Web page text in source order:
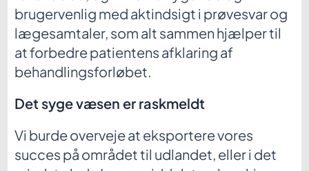
brugervenlig med aktindsigt i prøvesvar og
lægesamtaler, som alt sammen hjælper til
at forbedre patientens afklaring af
behandlingsforløbet.
Det syge væsen er raskmeldt
Vi burde overveje at eksportere vores
succes på området til udlandet, eller i det